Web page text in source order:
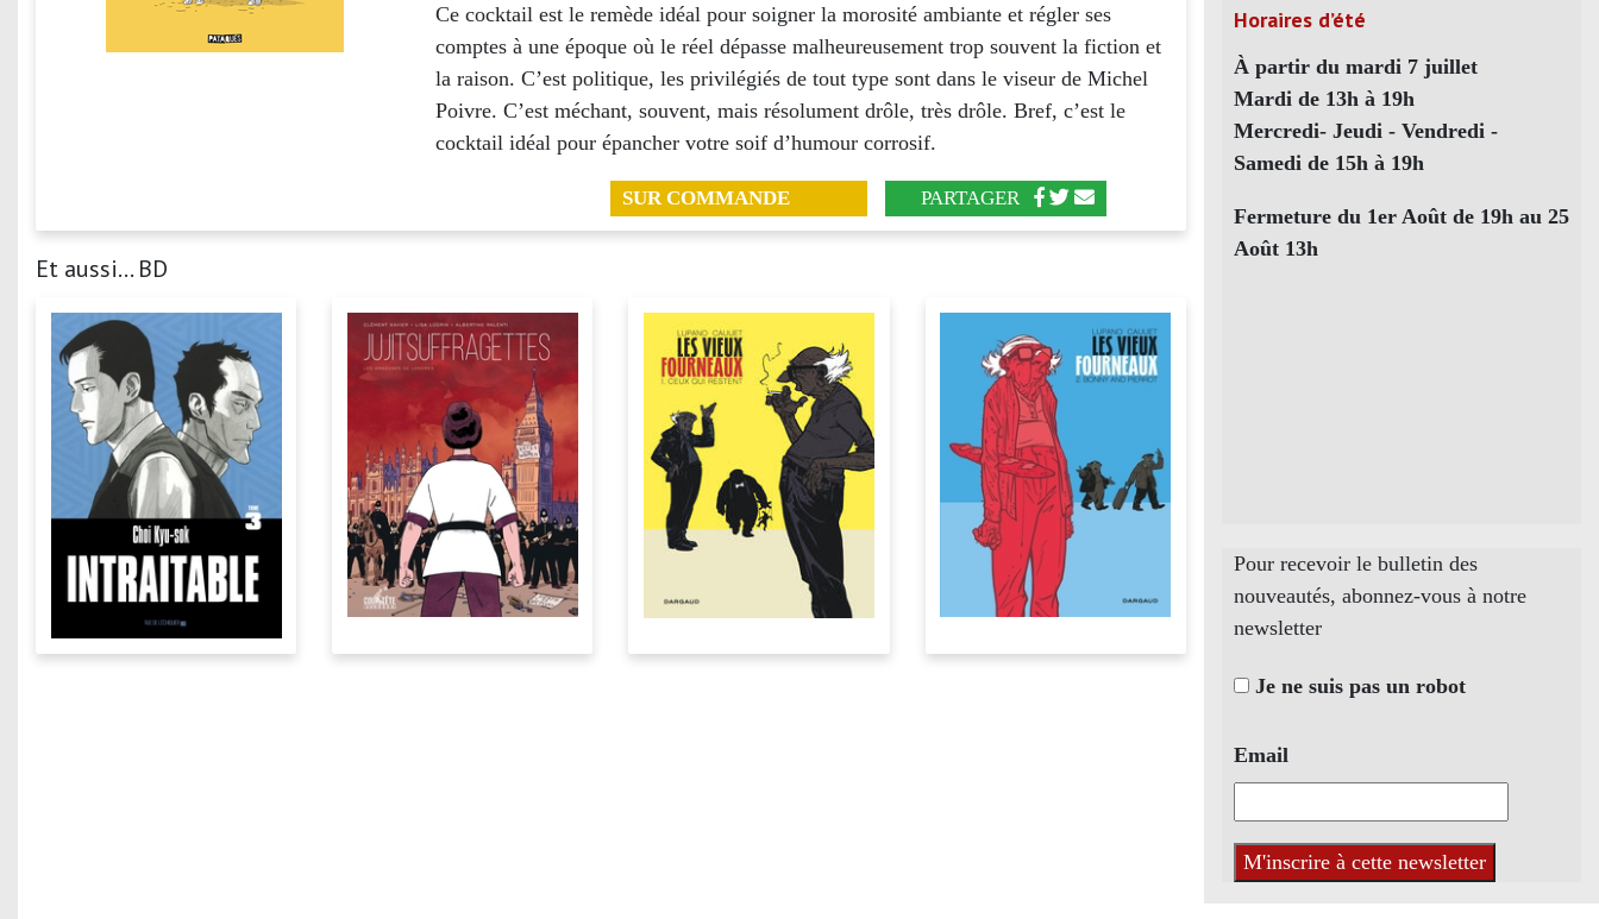
Ce cocktail est le remède idéal pour soigner la morosité ambiante et régler ses
comptes à une époque où le réel dépasse malheureusement trop souvent la fiction et
la raison. C’est politique, les privilégiés de tout type sont dans le viseur de Michel
Poivre. C’est méchant, souvent, mais résolument drôle, très drôle. Bref, c’est le
cocktail idéal pour épancher votre soif d’humour corrosif.
SUR COMMANDE PARTAGER
Et aussi... BD
Horaires d’été
À partir du mardi 7 juillet
Mardi de 13h à 19h
Mercredi- Jeudi - Vendredi -
Samedi de 15h à 19h
Fermeture du 1er Août de 19h au 25
Août 13h
Pour recevoir le bulletin des
nouveautés, abonnez-vous à notre
newsletter
Je ne suis pas un robot
Email